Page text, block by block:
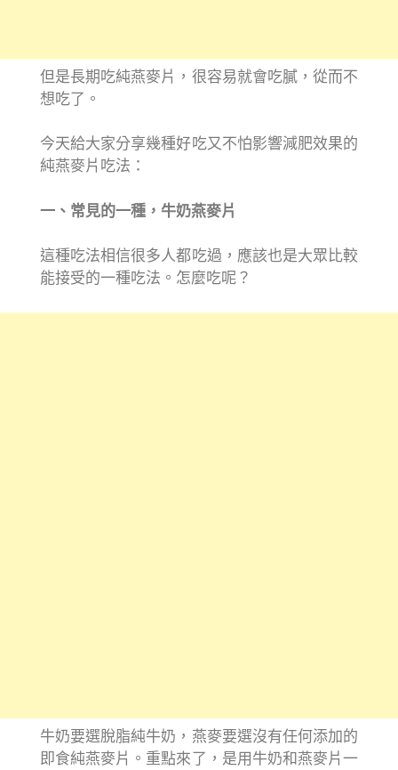
但是長期吃純燕麥片，很容易就會吃膩，從而不
想吃了。
今天給大家分享幾種好吃又不怕影響減肥效果的
純燕麥片吃法：
一、常見的一種，牛奶燕麥片
這種吃法相信很多人都吃過，應該也是大眾比較
能接受的一種吃法。怎麼吃呢？
牛奶要選脫脂純牛奶，燕麥要選沒有任何添加的
即食純燕麥片。重點來了，是用牛奶和燕麥片一